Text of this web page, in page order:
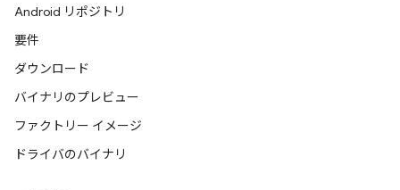
Android リポジトリ
要件
ダウンロード
バイナリのプレビュー
ファクトリー イメージ
ドライバのバイナリ